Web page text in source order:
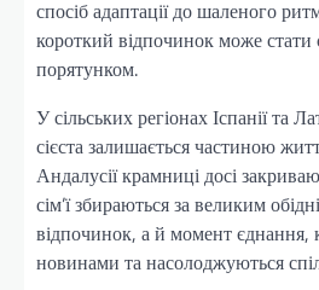
спосіб адаптації до шаленого
короткий відпочинок може
порятунком.
У сільських регіонах Іспанії та
сієста залишається частиною
Андалусії крамниці досі
сім’ї збираються за великим
відпочинок, а й момент єднання,
новинами та насолоджуються